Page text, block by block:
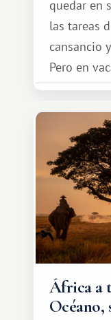
quedar en
las tareas
cansancio
Pero en
espacio
especial
qué ser
cálido y
África a
Océano,